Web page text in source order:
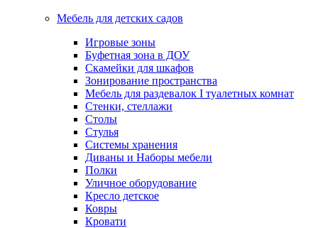
Мебель для детских садов
Игровые зоны
Буфетная зона в ДОУ
Скамейки для шкафов
Зонирование пространства
Мебель для раздевалок I туалетных комнат
Стенки, стеллажи
Столы
Стулья
Системы хранения
Диваны и Наборы мебели
Полки
Уличное оборудование
Кресло детское
Ковры
Кровати